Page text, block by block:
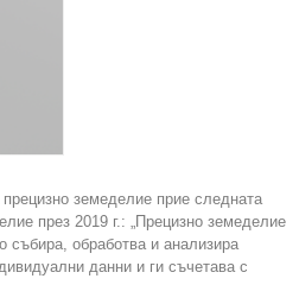
земеделие прие следната
през 2019 г.: „Прецизно земеделие
събира, обработва и анализира
данни и ги съчетава с